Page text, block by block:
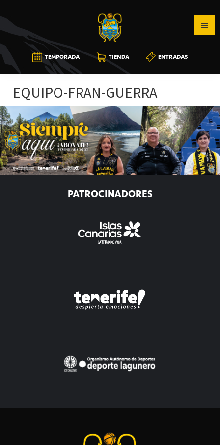
a
la
navegación
principal
al
contenido
principal
a
la
barra
lateral
principal
CB
CANARIAS
TEMPORADA TIENDA ENTRADAS
EQUIPO-FRAN-GUERRA
PATROCINADORES